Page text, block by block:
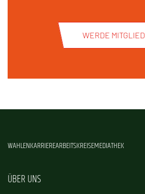
WERDE MITGLIED
WAHLENKARRIEREARBEITSKREISEMEDIATHEK
ÜBER UNS